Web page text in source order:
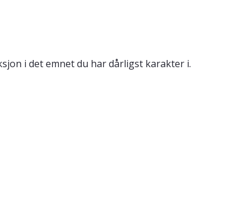
i det emnet du har dårligst karakter i.